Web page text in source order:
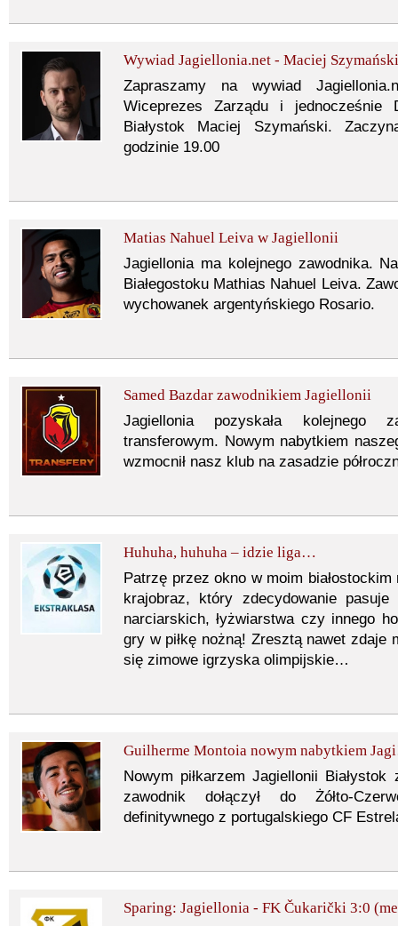
Wywiad Jagiellonia.net - Maciej Szymański
Zapraszamy na wywiad
Wiceprezes Zarządu i jednocześnie
Białystok Maciej Szymański.
godzinie 19.00
Matias Nahuel Leiva w Jagiellonii
Jagiellonia ma kolejnego zawodnika.
Białegostoku Mathias Nahuel Leiva.
wychowanek argentyńskiego Rosario.
Samed Bazdar zawodnikiem Jagiellonii
Jagiellonia pozyskała kolejnego
transferowym. Nowym nabytkiem
wzmocnił nasz klub na zasadzie
Huhuha, huhuha – idzie liga…
Patrzę przez okno w moim
krajobraz, który zdecydowanie
narciarskich, łyżwiarstwa czy innego
gry w piłkę nożną! Zresztą nawet
się zimowe igrzyska olimpijskie…
Guilherme Montoia nowym nabytkiem
Nowym piłkarzem Jagiellonii
zawodnik dołączył do Żółto-
definitywnego z portugalskiego CF
Sparing: Jagiellonia - FK Čukarički 3:0